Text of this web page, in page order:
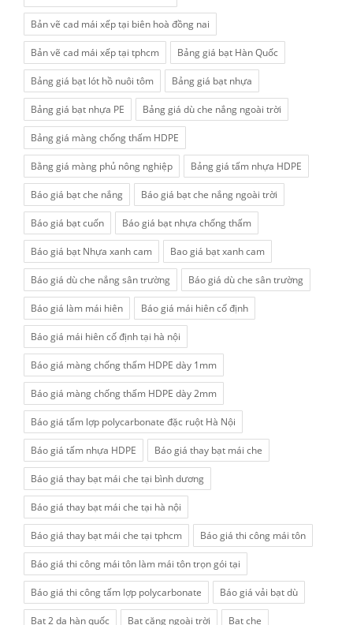
Bản vẽ cad mái xếp tại biên hoà đồng nai
Bản vẽ cad mái xếp tại tphcm Bảng giá bạt Hàn Quốc
Bảng giá bạt lót hồ nuôi tôm Bảng giá bạt nhựa
Bảng giá bạt nhựa PE Bảng giá dù che nắng ngoài trời
Bảng giá màng chống thấm HDPE
Bằng giá màng phủ nông nghiệp Bảng giá tấm nhựa HDPE
Báo giá bạt che nắng Báo giá bạt che nắng ngoài trời
Báo giá bạt cuốn Báo giá bạt nhựa chống thấm
Báo giá bạt Nhựa xanh cam Bao giá bạt xanh cam
Báo giá dù che nắng sân trường Báo giá dù che sân trường
Báo giá làm mái hiên Báo giá mái hiên cố định
Báo giá mái hiên cố định tại hà nội
Báo giá màng chống thấm HDPE dày 1mm
Báo giá màng chống thấm HDPE dày 2mm
Báo giá tấm lợp polycarbonate đặc ruột Hà Nội
Báo giá tấm nhựa HDPE Báo giá thay bạt mái che
Báo giá thay bạt mái che tại bình dương
Báo giá thay bạt mái che tại hà nội
Báo giá thay bạt mái che tại tphcm Báo giá thi công mái tôn
Báo giá thi công mái tôn làm mái tôn trọn gói tại
Báo giá thi công tấm lợp polycarbonate Báo giá vải bạt dù
Bạt 2 da hàn quốc Bạt căng ngoài trời Bạt che